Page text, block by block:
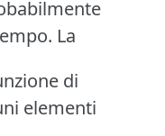
La
di
elementi